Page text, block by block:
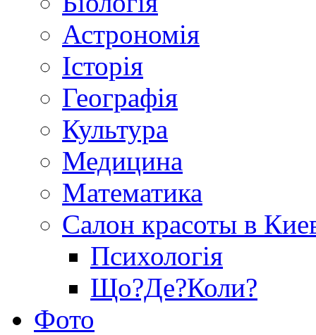
Астрономія
Історія
Географія
Культура
Медицина
Математика
Салон красоты в
Психологія
Що?Де?Коли?
Фото